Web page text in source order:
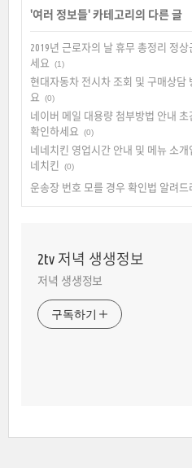
'여러 정보들' 카테고리의 다른 글
2019년 근로자의 날 휴무 총정리 정
세요
(1)
현대자동차 전시차 조회 및 구매상담
요
(0)
네이버 메일 대용량 첨부방법 안내 초
확인하세요
(0)
네네치킨 영업시간 안내 및 메뉴 소개
네치킨
(0)
운송장 번호 모를 경우 확인법 알려드
2tv 저녁 생생정보
저녁 생생정보
구독하기